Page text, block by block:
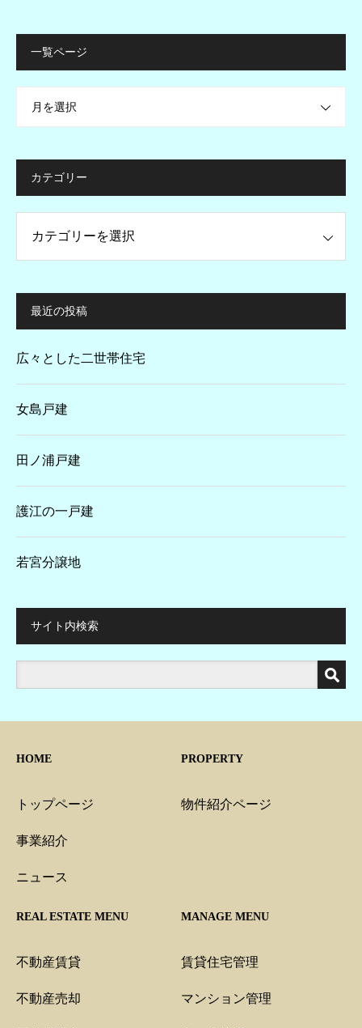
一覧ページ
月を選択
カテゴリー
最近の投稿
広々とした二世帯住宅
女島戸建
田ノ浦戸建
護江の一戸建
若宮分譲地
サイト内検索
HOME
トップページ
事業紹介
ニュース
PROPERTY
物件紹介ページ
REAL ESTATE MENU
不動産賃貸
不動産売却
MANAGE MENU
賃貸住宅管理
マンション管理